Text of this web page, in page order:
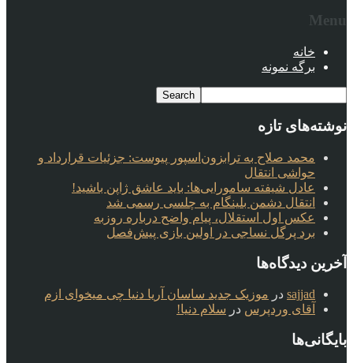
Menu
خانه
برگه نمونه
نوشته‌های تازه
محمد صلاح به ترابزون‌اسپور پیوست: جزئیات قرارداد و
حواشی انتقال
عادل شیفته سامورایی‌ها: باید عاشق ژاپن باشید!
انتقال دشمن بلینگام به چلسی رسمی شد
عکس اول استقلال، پیام واضح درباره روزبه
برد پرگل نساجی در اولین بازی پیش‌فصل
آخرین دیدگاه‌ها
sajjad در موزیک جدید ساسان آریا دنیا چی میخوای ازم
آقای وردپرس در سلام دنیا!
بایگانی‌ها